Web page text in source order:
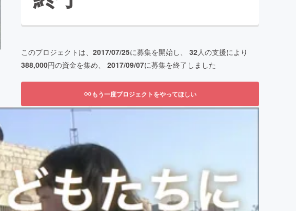
このプロジェクトは、 2017/07/25に募集を開始し、 32人の支援により
388,000円の資金を集め、 2017/09/07に募集を終了しました
もう一度プロジェクトをやってほしい